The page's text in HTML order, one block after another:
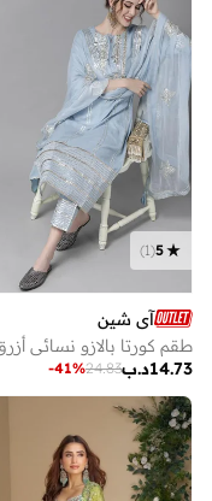
5
(
1
)
آي شين
د.ب14.73
24.83
-41%